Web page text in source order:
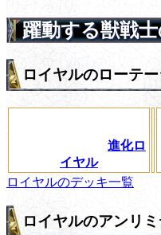
躍動する獣戦
ロイヤルのローテ
進化ロ
イヤル
ロイヤルのデッキ一覧
ロイヤルのアンリ